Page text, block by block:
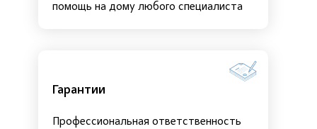
помощь на дому любого специалиста
Гарантии
Профессиональная ответственность